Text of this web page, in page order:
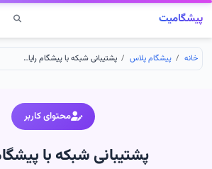
پیشگامیت
خانه پیشگام پلاس پشتیبانی شبکه با پیشگام رایانه
محتوای کاربر
پشتیبانی شبکه با